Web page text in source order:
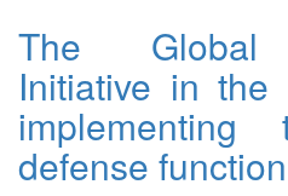
The Global
Initiative in the
implementing
defense function